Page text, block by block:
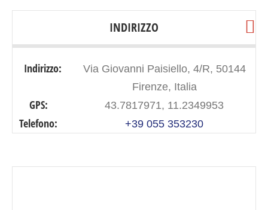
INDIRIZZO
Indirizzo:
Via Giovanni Paisiello, 4/R, 50144
Firenze, Italia
GPS: 43.7817971, 11.2349953
Telefono: +39 055 353230